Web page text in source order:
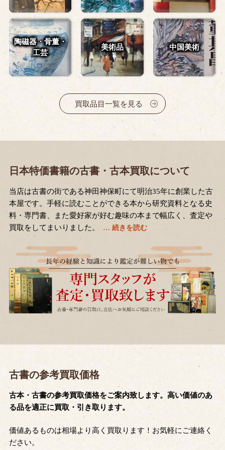
陶磁器・骨董・
工芸
美術品 中国美術
買取品目一覧を見る
日本特価書籍の古書・古本買取について
当店は古書の街である神田神保町にて明治35年に創業した古
本屋です。手軽に読むことができる本から研究資料となる史
料・専門書、また愛好家が好む趣味の本まで幅広く、査定や
買取をしてまいりました。
古書の参考買取価格
古本・古書の参考買取価格をご案内致します。高い価値のあ
る品を適正に買取・引き取ります。
価値あるものは相場より高く買取ります！お気軽にご連絡く
ださい。